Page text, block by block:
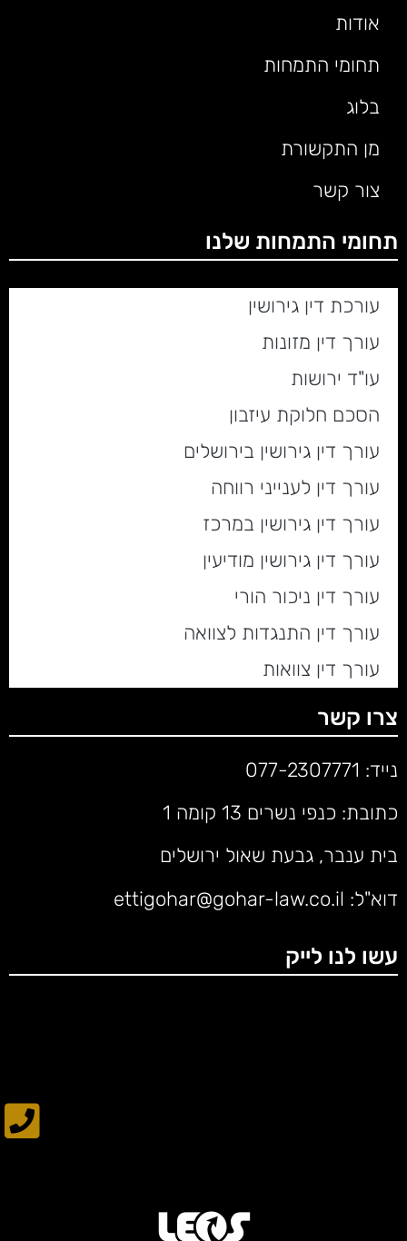
אודות
תחומי התמחות
בלוג
מן התקשורת
צור קשר
תחומי התמחות שלנו
עורכת דין גירושין
עורך דין מזונות
עו"ד ירושות
הסכם חלוקת עיזבון
עורך דין גירושין בירושלים
עורך דין לענייני רווחה
עורך דין גירושין במרכז
עורך דין גירושין מודיעין
עורך דין ניכור הורי
עורך דין התנגדות לצוואה
עורך דין צוואות
צרו קשר
נייד: 077-2307771
כתובת: כנפי נשרים 13 קומה 1
בית ענבר, גבעת שאול ירושלים
דוא"ל: ettigohar@gohar-law.co.il
עשו לנו לייק